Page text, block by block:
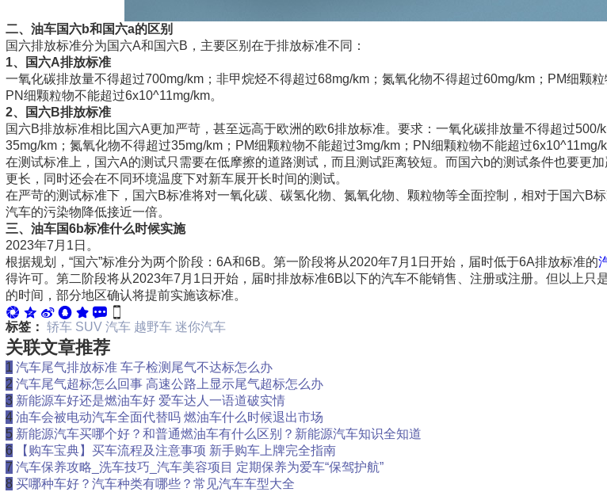
二、油车国六b和国六a的区别
国六排放标准分为国六A和国六B，主要区别在于排放标准不同：
1、国六A排放标准
一氧化碳排放量不得超过700mg/km；非甲烷烃不得超过68mg/km；氮氧化物不得超过60mg/km；PM细颗粒
PN细颗粒物不能超过6x10^11mg/km。
2、国六B排放标准
国六B排放标准相比国六A更加严苛，甚至远高于欧洲的欧6排放标准。要求：一氧化碳排放量不得超过500/
35mg/km；氮氧化物不得超过35mg/km；PM细颗粒物不能超过3mg/km；PN细颗粒物不能超过6x10^11mg/
在测试标准上，国六A的测试只需要在低摩擦的道路测试，而且测试距离较短。而国六b的测试条件也要更
更长，同时还会在不同环境温度下对新车展开长时间的测试。
在严苛的测试标准下，国六B标准将对一氧化碳、碳氢化物、氮氧化物、颗粒物等全面控制，相对于国六B
汽车的污染物降低接近一倍。
三、油车国6b标准什么时候实施
2023年7月1日。
根据规划，“国六”标准分为两个阶段：6A和6B。第一阶段将从2020年7月1日开始，届时低于6A排放标准的
得许可。第二阶段将从2023年7月1日开始，届时排放标准6B以下的汽车不能销售、注册或注册。但以上只
的时间，部分地区确认将提前实施该标准。
标签： 轿车 SUV 汽车 越野车 迷你汽车
关联文章推荐
1 汽车尾气排放标准 车子检测尾气不达标怎么办
2 汽车尾气超标怎么回事 高速公路上显示尾气超标怎么办
3 新能源车好还是燃油车好 爱车达人一语道破实情
4 油车会被电动汽车全面代替吗 燃油车什么时候退出市场
5 新能源汽车买哪个好？和普通燃油车有什么区别？新能源汽车知识全知道
6
【购车宝典】买车流程及注意事项 新手购车上牌完全指南
7 汽车保养攻略_洗车技巧_汽车美容项目 定期保养为爱车“保驾护航”
8 买哪种车好？汽车种类有哪些？常见汽车车型大全